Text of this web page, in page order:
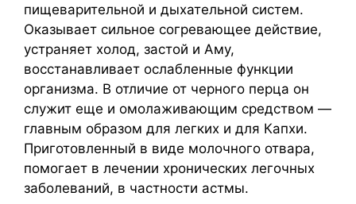
пищеварительной и дыхательной систем.
Оказывает сильное согревающее действие,
устраняет холод, застой и Аму,
восстанавливает ослабленные функции
организма. В отличие от черного перца он
служит еще и омолаживающим средством —
главным образом для легких и для Капхи.
Приготовленный в виде молочного отвара,
помогает в лечении хронических легочных
заболеваний, в частности астмы.